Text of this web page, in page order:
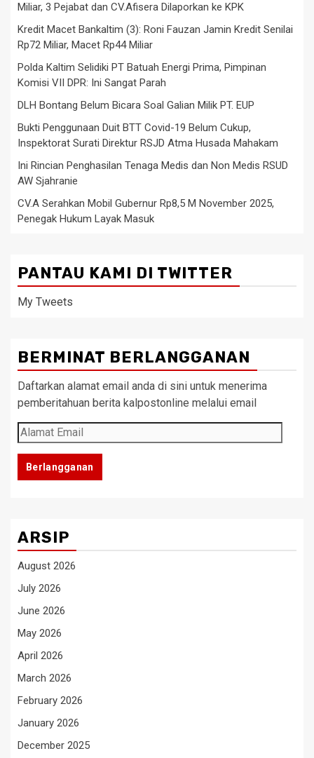
Miliar, 3 Pejabat dan CV.Afisera Dilaporkan ke KPK
Kredit Macet Bankaltim (3): Roni Fauzan Jamin Kredit Senilai
Rp72 Miliar, Macet Rp44 Miliar
Polda Kaltim Selidiki PT Batuah Energi Prima, Pimpinan
Komisi VII DPR: Ini Sangat Parah
DLH Bontang Belum Bicara Soal Galian Milik PT. EUP
Bukti Penggunaan Duit BTT Covid-19 Belum Cukup,
Inspektorat Surati Direktur RSJD Atma Husada Mahakam
Ini Rincian Penghasilan Tenaga Medis dan Non Medis RSUD
AW Sjahranie
CV.A Serahkan Mobil Gubernur Rp8,5 M November 2025,
Penegak Hukum Layak Masuk
PANTAU KAMI DI TWITTER
My Tweets
BERMINAT BERLANGGANAN
Daftarkan alamat email anda di sini untuk menerima
pemberitahuan berita kalpostonline melalui email
Alamat
Email
Berlangganan
ARSIP
August 2026
July 2026
June 2026
May 2026
April 2026
March 2026
February 2026
January 2026
December 2025